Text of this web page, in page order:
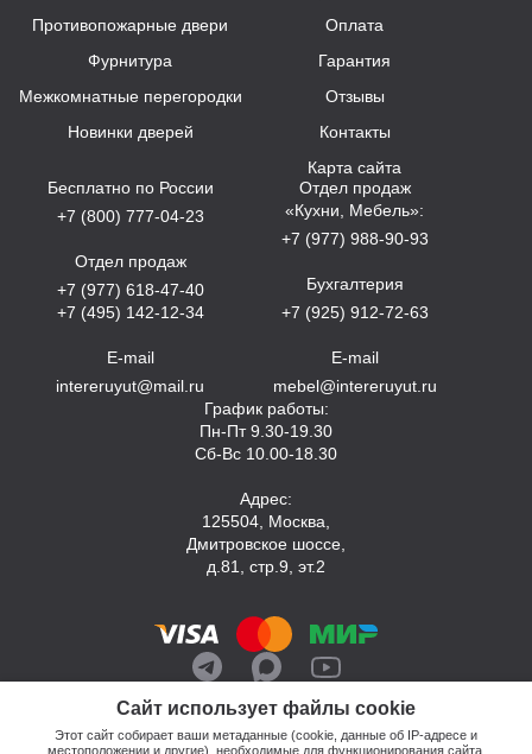
Сайт использует файлы cookie
Этот сайт собирает ваши метаданные (cookie, данные об IP-адресе и
местоположении и другие), необходимые для функционирования сайта.
Противопожарные двери
Фурнитура
Межкомнатные перегородки
Новинки дверей
Оплата
Гарантия
Отзывы
Контакты
Карта сайта
Бесплатно по России
+7 (800) 777-04-23
Отдел продаж
+7 (977) 618-47-40
+7 (495) 142-12-34
E-mail
intereruyut@mail.ru
Отдел продаж
«Кухни, Мебель»:
+7 (977) 988-90-93
Бухгалтерия
+7 (925) 912-72-63
E-mail
mebel@intereruyut.ru
График работы:
Пн-Пт 9.30-19.30
Сб-Вс 10.00-18.30
Адрес:
125504, Москва,
Дмитровское шоссе,
д.81, стр.9, эт.2